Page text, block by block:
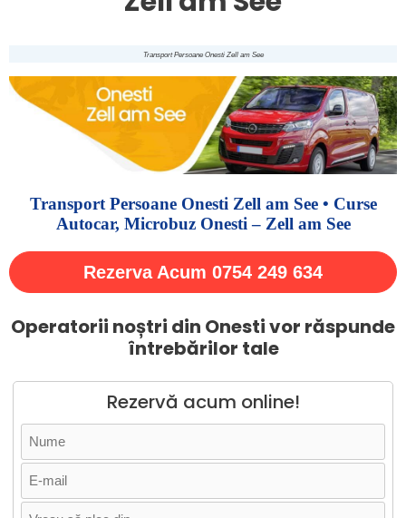
Transport Persoane Onesti Zell am See
Transport Persoane Onesti Zell am See • Curse
Autocar, Microbuz Onesti – Zell am See
Rezerva Acum 0754 249 634
Operatorii noștri din Onesti vor răspunde
întrebărilor tale
Rezervă acum online!